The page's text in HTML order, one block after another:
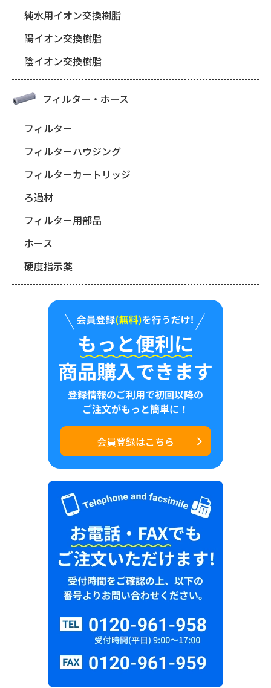
純水用イオン交換樹脂
陽イオン交換樹脂
陰イオン交換樹脂
フィルター・ホース
フィルター
フィルターハウジング
フィルターカートリッジ
ろ過材
フィルター用部品
ホース
硬度指示薬
会員登録はこちら